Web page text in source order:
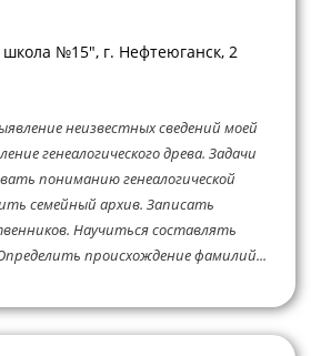
№15", г. Нефтеюганск, 2
неизвестных сведений моей
генеалогического древа. Задачи
пониманию генеалогической
семейный архив. Записать
Научиться составлять
происхождение фамилий...